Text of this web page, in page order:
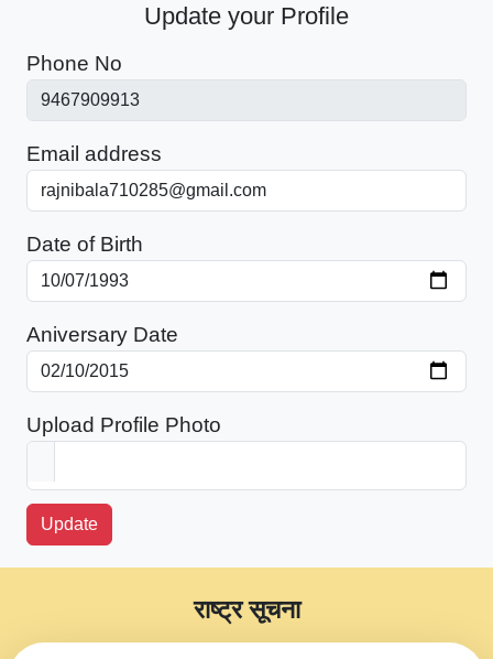
Update your Profile
Phone No
Email address
Date of Birth
Aniversary Date
Upload Profile Photo
Update
राष्ट्र सूचना